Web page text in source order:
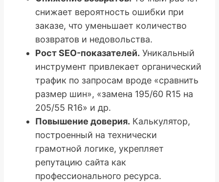
снижает вероятность ошибки при
заказе, что уменьшает количество
возвратов и недовольства.
Рост SEO-показателей. Уникальный
инструмент привлекает органический
трафик по запросам вроде «сравнить
размер шин», «замена 195/60 R15 на
205/55 R16» и др.
Повышение доверия. Калькулятор,
построенный на технически
грамотной логике, укрепляет
репутацию сайта как
профессионального ресурса.